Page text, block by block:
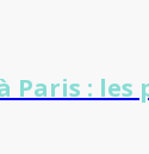
Paris :